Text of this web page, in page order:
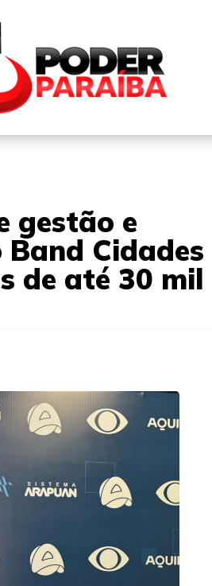
FALE CONOSCO
gestão e
Band Cidades
de até 30 mil